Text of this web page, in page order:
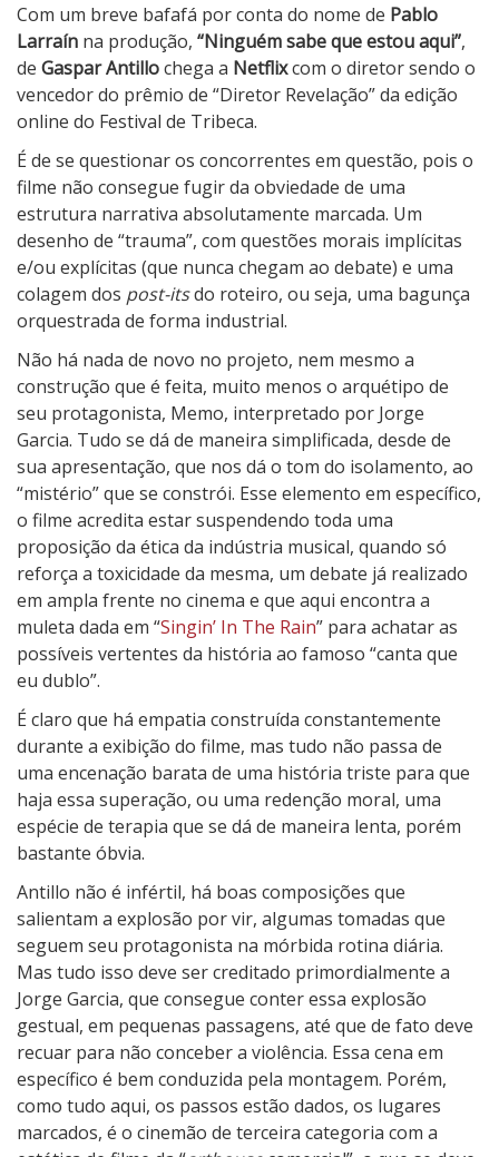
N
i
n
g
u
é
m
S
a
b
e
Q
u
e
E
s
t
o
u
A
q
u
i
Com um breve bafafá por conta do nome de Pablo
Larraín na produção, “Ninguém sabe que estou aqui”,
de Gaspar Antillochega a Netflixcom o diretor sendo o
vencedor do prêmio de “Diretor Revelação” da edição
online do Festival de Tribeca.
É de se questionar os concorrentes em questão, pois o
filme não consegue fugir da obviedade de uma
estrutura narrativa absolutamente marcada. Um
desenho de “trauma”, com questões morais implícitas
e/ou explícitas (que nunca chegam ao debate) e uma
colagem dos post-itsdo roteiro, ou seja, uma bagunça
orquestrada de forma industrial.
Não há nada de novo no projeto, nem mesmo a
construção que é feita, muito menos o arquétipo de
seu protagonista, Memo, interpretado por Jorge
Garcia. Tudo se dá de maneira simplificada, desde de
sua apresentação, que nos dá o tom do isolamento, ao
“mistério” que se constrói. Esse elemento em específico,
o filme acredita estar suspendendo toda uma
proposição da ética da indústria musical, quando só
reforça a toxicidade da mesma, um debate já realizado
em ampla frente no cinema e que aqui encontra a
muleta dada em “Singin’ In The Rain” para achatar as
possíveis vertentes da história ao famoso “canta que
eu dublo”.
É claro que há empatia construída constantemente
durante a exibição do filme, mas tudo não passa de
uma encenação barata de uma história triste para que
haja essa superação, ou uma redenção moral, uma
espécie de terapia que se dá de maneira lenta, porém
bastante óbvia.
Antillo não é infértil, há boas composições que
salientam a explosão por vir, algumas tomadas que
seguem seu protagonista na mórbida rotina diária.
Mas tudo isso deve ser creditado primordialmente a
Jorge Garcia, que consegue conter essa explosão
gestual, em pequenas passagens, até que de fato deve
recuar para não conceber a violência. Essa cena em
específico é bem conduzida pela montagem. Porém,
como tudo aqui, os passos estão dados, os lugares
marcados, é o cinemão de terceira categoria com a